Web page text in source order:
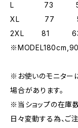
L 73
XL 77
2XL 81
※お使いのモニター
場合があります。
※当ショップの在庫
日々変動する為、ご